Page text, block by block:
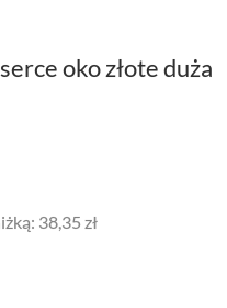
oko złote duża
38,35 zł